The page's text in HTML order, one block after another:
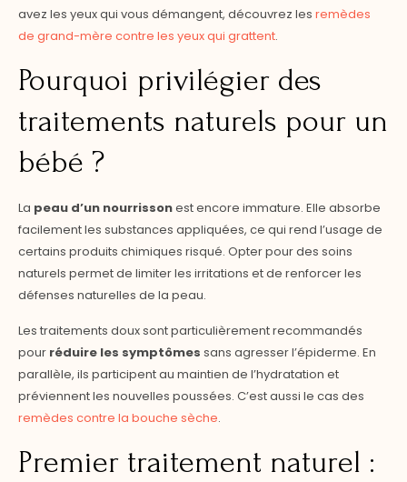
avez les yeux qui vous démangent, découvrez les remèdes
de grand-mère contre les yeux qui grattent.
Pourquoi privilégier des
traitements naturels pour un
bébé ?
La peau d’un nourrissonest encore immature. Elle absorbe
facilement les substances appliquées, ce qui rend l’usage de
certains produits chimiques risqué. Opter pour des soins
naturels permet de limiter les irritations et de renforcer les
défenses naturelles de la peau.
Les traitements doux sont particulièrement recommandés
pour réduire les symptômes sans agresser l’épiderme. En
parallèle, ils participent au maintien de l’hydratation et
préviennent les nouvelles poussées. C’est aussi le cas des
remèdes contre la bouche sèche.
Premier traitement naturel :